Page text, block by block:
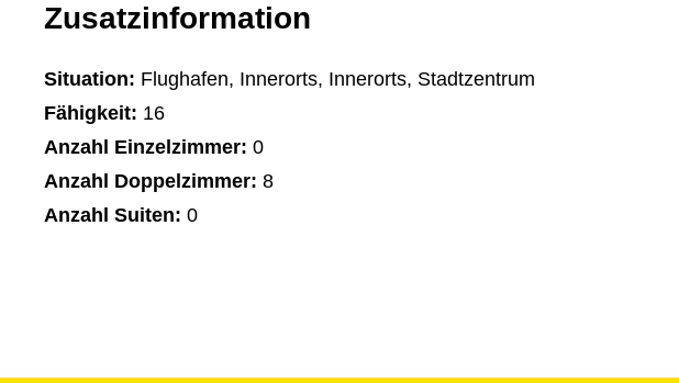
Zusatzinformation
Situation: Flughafen, Innerorts, Innerorts, Stadtzentrum
Fähigkeit: 16
Anzahl Einzelzimmer: 0
Anzahl Doppelzimmer: 8
Anzahl Suiten: 0